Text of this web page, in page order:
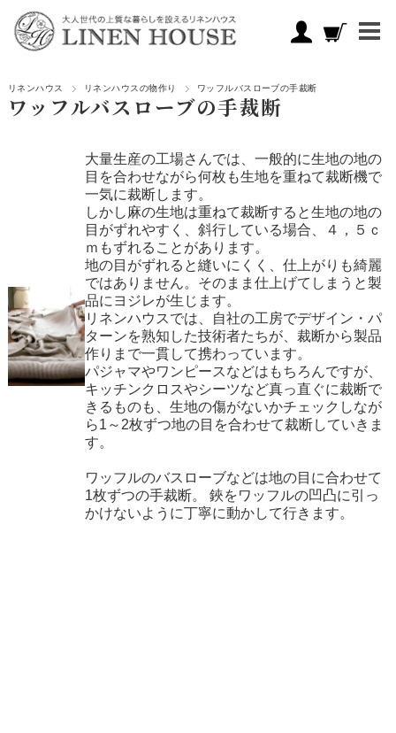
リネンハウス リネンハウスの物作り ワッフルバスローブの手裁断
ワッフルバスローブの手裁断
大量生産の工場さんでは、一般的に生地の地の
目を合わせながら何枚も生地を重ねて裁断機で
一気に裁断します。
しかし麻の生地は重ねて裁断すると生地の地の
目がずれやすく、斜行している場合、４，５ｃ
ｍもずれることがあります。
地の目がずれると縫いにくく、仕上がりも綺麗
ではありません。そのまま仕上げてしまうと製
品にヨジレが生じます。
リネンハウスでは、自社の工房でデザイン・パ
ターンを熟知した技術者たちが、裁断から製品
作りまで一貫して携わっています。
パジャマやワンピースなどはもちろんですが、
キッチンクロスやシーツなど真っ直ぐに裁断で
きるものも、生地の傷がないかチェックしなが
ら1～2枚ずつ地の目を合わせて裁断していきま
す。
ワッフルのバスローブなどは地の目に合わせて
1枚ずつの手裁断。 鋏をワッフルの凹凸に引っ
かけないように丁寧に動かして行きます。